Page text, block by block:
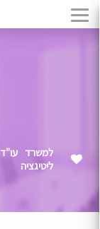
למשרד
ליטיגציה